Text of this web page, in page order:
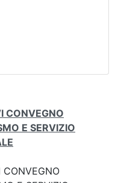
CONVEGNO
E SERVIZIO